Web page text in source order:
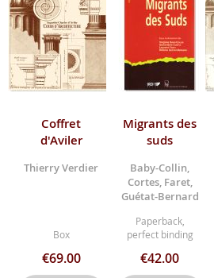
Coffret
d'Aviler
Thierry Verdier
Box
€69.00
Migrants des
suds
Baby-Collin,
Cortes, Faret,
Guétat-Bernard
Paperback,
perfect binding
€42.00